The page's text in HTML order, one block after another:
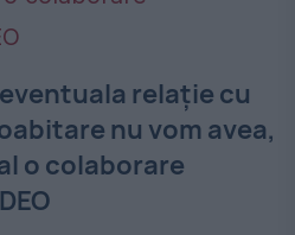
relaţie cu
nu vom avea,
o colaborare